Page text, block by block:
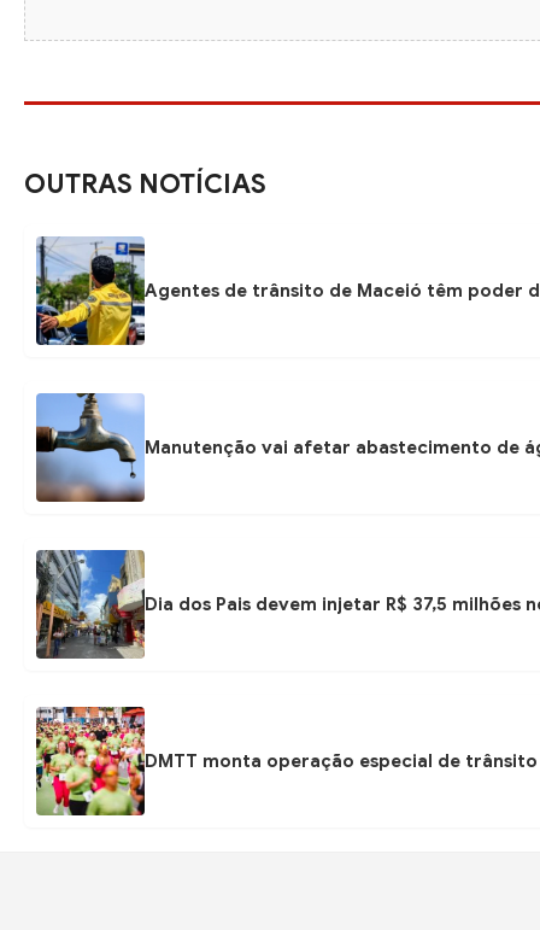
OUTRAS NOTÍCIAS
Agentes de trânsito de Maceió têm poder
Manutenção vai afetar abastecimento de
Dia dos Pais devem injetar R$ 37,5 milhões
DMTT monta operação especial de